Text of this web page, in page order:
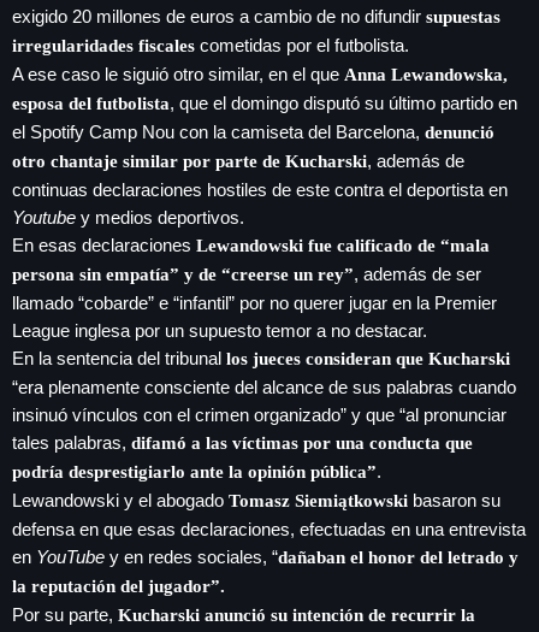
exigido 20 millones de euros a cambio de no difundir supuestas
irregularidades fiscales cometidas por el futbolista.
A ese caso le siguió otro similar, en el que Anna Lewandowska,
esposa del futbolista, que el domingo disputó su último partido en
el Spotify Camp Nou con la camiseta del Barcelona, denunció
otro chantaje similar por parte de Kucharski, además de
continuas declaraciones hostiles de este contra el deportista en
Youtube y medios deportivos.
En esas declaraciones Lewandowski fue calificado de “mala
persona sin empatía” y de “creerse un rey”, además de ser
llamado “cobarde” e “infantil” por no querer jugar en la Premier
League inglesa por un supuesto temor a no destacar.
En la sentencia del tribunal los jueces consideran que Kucharski
“era plenamente consciente del alcance de sus palabras cuando
insinuó vínculos con el crimen organizado” y que “al pronunciar
tales palabras, difamó a las víctimas por una conducta que
podría desprestigiarlo ante la opinión pública”.
Lewandowski y el abogado Tomasz Siemiątkowski basaron su
defensa en que esas declaraciones, efectuadas en una entrevista
en YouTube y en redes sociales, “dañaban el honor del letrado y
la reputación del jugador”.
Por su parte, Kucharski anunció su intención de recurrir la